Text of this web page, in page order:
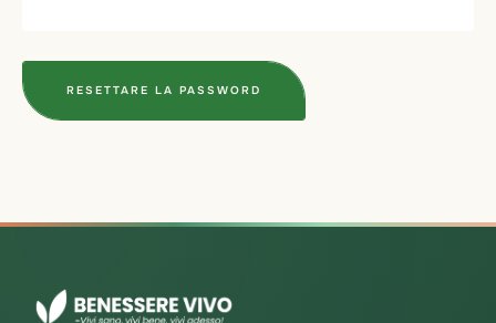
RESETTARE LA PASSWORD